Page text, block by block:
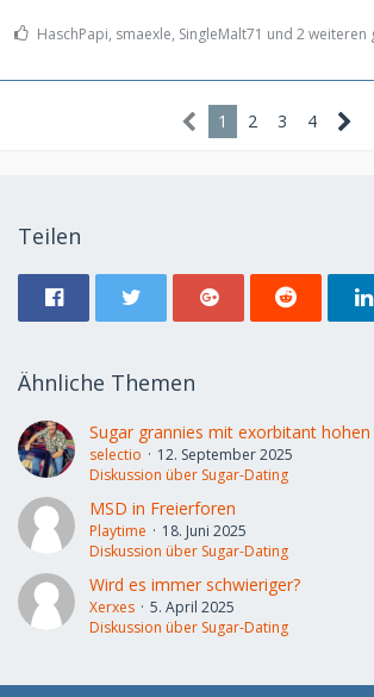
HaschPapi, smaexle, SingleMalt71 und 2 weiteren
1 2 3 4
Teilen
Ähnliche Themen
Sugar grannies mit exorbitant hohen
selectio
12. September 2025
Diskussion über Sugar-Dating
MSD in Freierforen
Playtime
18. Juni 2025
Diskussion über Sugar-Dating
Wird es immer schwieriger?
Xerxes
5. April 2025
Diskussion über Sugar-Dating